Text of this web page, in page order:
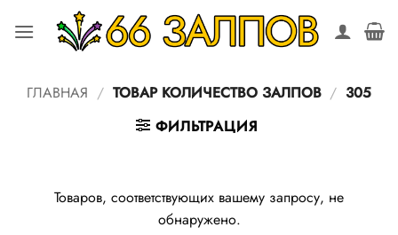
ГЛАВНАЯ / ТОВАР КОЛИЧЕСТВО ЗАЛПОВ / 305
ФИЛЬТРАЦИЯ
Товаров, соответствующих вашему запросу, не
обнаружено.